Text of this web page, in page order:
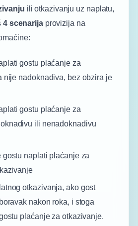
ili otkazivanju uz naplatu,
4 scenarija provizija na
gostu plaćanje za
nije nadoknadiva, bez obzira je
gostu plaćanje za
ili nenadoknadivu
gostu naplati plaćanje za
otkazivanja, ako gost
nakon roka, i stoga
plaćanje za otkazivanje.